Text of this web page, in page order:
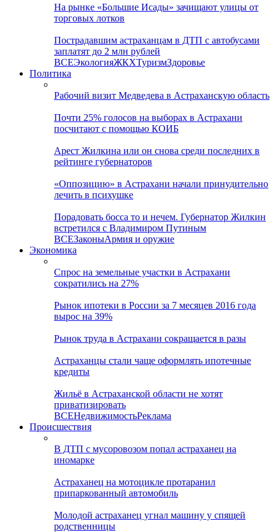
На рынке «Большие Исады» зачищают улицы от
торговых лотков
Пострадавшим астраханцам в ДТП с автобусами
заплатят до 2 млн рублей
ВСЕЭкологияЖКХТуризмЗдоровье
Политика
Рабочий визит Медведева в Астраханскую область
Почти 25% голосов на выборах в Астрахани
посчитают с помощью КОИБ
Арест Жилкина или он снова среди последних в
рейтинге губернаторов
«Оппозицию» в Астрахани начали принудительно
лечить в психушке
Порадовать босса то и нечем. Губернатор Жилкин
встретился с Владимиром Путиным
ВСЕЗаконыАрмия и оружие
Экономика
Спрос на земельные участки в Астрахани
сократились на 27%
Рынок ипотеки в России за 7 месяцев 2016 года
вырос на 39%
Рынок труда в Астрахани сокращается в разы
Астраханцы стали чаще оформлять ипотечные
кредиты
Жильё в Астраханской области не хотят
приватизировать
ВСЕНедвижимостьРеклама
Происшествия
В ДТП с мусоровозом попал астраханец на
иномарке
Астраханец на мотоцикле протаранил
припаркованный автомобиль
Молодой астраханец угнал машину у спящей
родственницы